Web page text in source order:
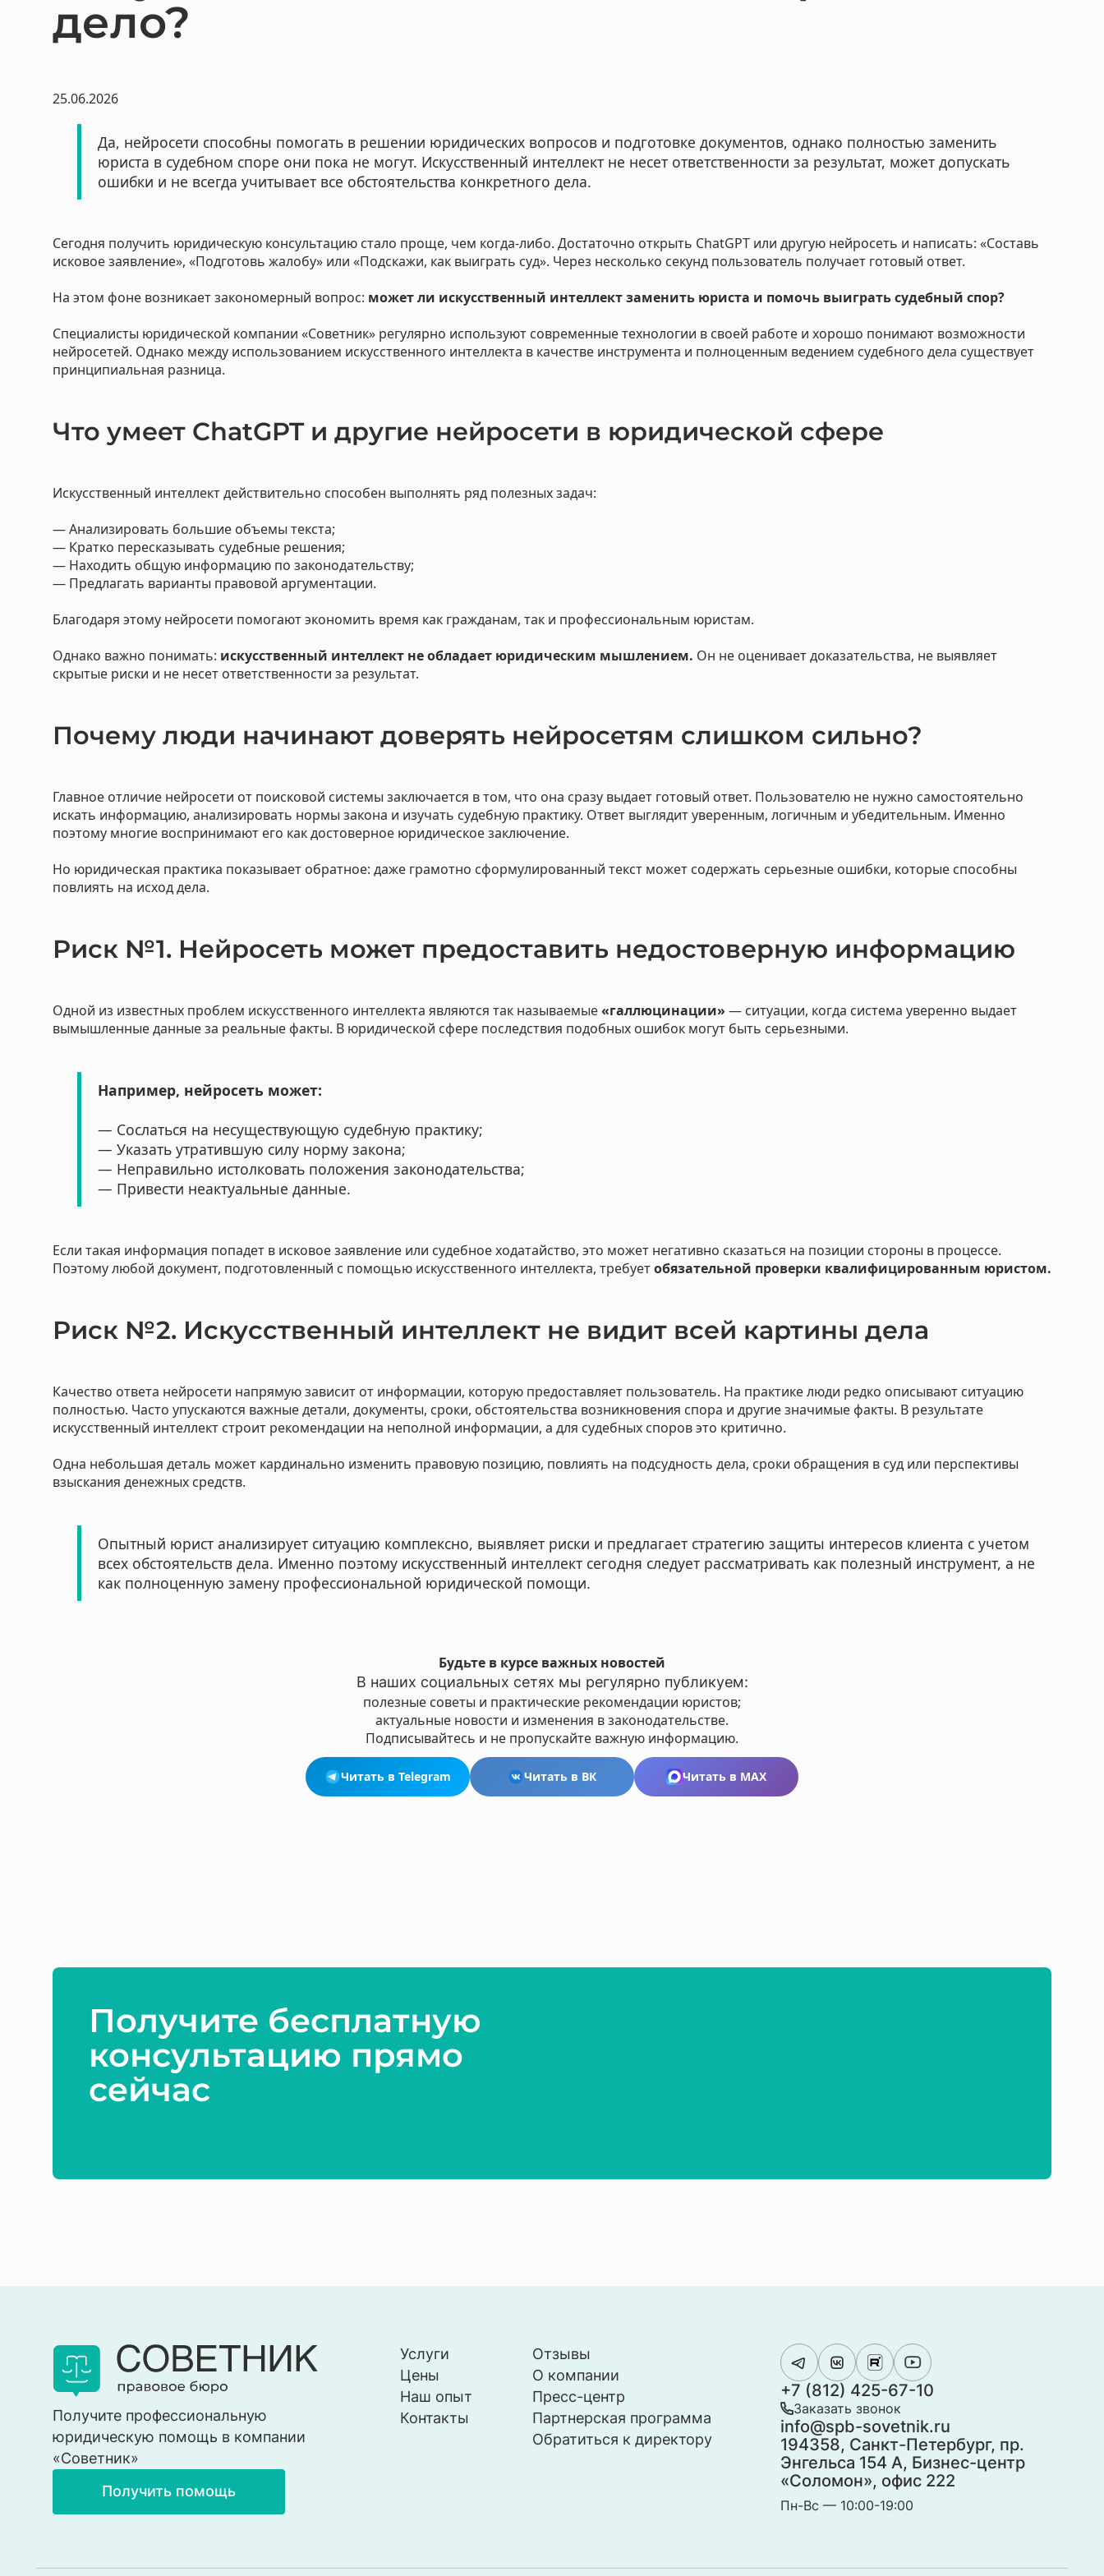
Защита прав заёмщиков
Строительный юрист
Юрист в сфере права интеллектуальной собственности
Получение компенсации после заливов и пожаров
Для бизнеса
Коммерческие споры в арбитражном суде
дело?
25.06.2026
Да, нейросети способны помогать в решении юридических вопросов и подготовке документов, однако полностью заменить
юриста в судебном споре они пока не могут. Искусственный интеллект не несет ответственности за результат, может допускать
ошибки и не всегда учитывает все обстоятельства конкретного дела.
Сегодня получить юридическую консультацию стало проще, чем когда-либо. Достаточно открыть ChatGPT или другую нейросеть и написать: «Составь
исковое заявление», «Подготовь жалобу» или «Подскажи, как выиграть суд». Через несколько секунд пользователь получает готовый ответ.
На этом фоне возникает закономерный вопрос: может ли искусственный интеллект заменить юриста и помочь выиграть судебный спор?
Специалисты юридической компании «Советник» регулярно используют современные технологии в своей работе и хорошо понимают возможности
нейросетей. Однако между использованием искусственного интеллекта в качестве инструмента и полноценным ведением судебного дела существует
принципиальная разница.
Что умеет ChatGPT и другие нейросети в юридической сфере
Искусственный интеллект действительно способен выполнять ряд полезных задач:
— Анализировать большие объемы текста;
— Кратко пересказывать судебные решения;
— Находить общую информацию по законодательству;
— Предлагать варианты правовой аргументации.
Благодаря этому нейросети помогают экономить время как гражданам, так и профессиональным юристам.
Однако важно понимать: искусственный интеллект не обладает юридическим мышлением. Он не оценивает доказательства, не выявляет
скрытые риски и не несет ответственности за результат.
Почему люди начинают доверять нейросетям слишком сильно?
Главное отличие нейросети от поисковой системы заключается в том, что она сразу выдает готовый ответ. Пользователю не нужно самостоятельно
искать информацию, анализировать нормы закона и изучать судебную практику. Ответ выглядит уверенным, логичным и убедительным. Именно
поэтому многие воспринимают его как достоверное юридическое заключение.
Но юридическая практика показывает обратное: даже грамотно сформулированный текст может содержать серьезные ошибки, которые способны
повлиять на исход дела.
Риск №1. Нейросеть может предоставить недостоверную информацию
Одной из известных проблем искусственного интеллекта являются так называемые«галлюцинации» — ситуации, когда система уверенно выдает
вымышленные данные за реальные факты. В юридической сфере последствия подобных ошибок могут быть серьезными.
Например, нейросеть может:
— Сослаться на несуществующую судебную практику;
— Указать утратившую силу норму закона;
— Неправильно истолковать положения законодательства;
— Привести неактуальные данные.
Если такая информация попадет в исковое заявление или судебное ходатайство, это может негативно сказаться на позиции стороны в процессе.
Поэтому любой документ, подготовленный с помощью искусственного интеллекта, требуетобязательной проверки квалифицированным юристом.
Риск №2. Искусственный интеллект не видит всей картины дела
Качество ответа нейросети напрямую зависит от информации, которую предоставляет пользователь. На практике люди редко описывают ситуацию
полностью. Часто упускаются важные детали, документы, сроки, обстоятельства возникновения спора и другие значимые факты. В результате
искусственный интеллект строит рекомендации на неполной информации, а для судебных споров это критично.
Одна небольшая деталь может кардинально изменить правовую позицию, повлиять на подсудность дела, сроки обращения в суд или перспективы
взыскания денежных средств.
Опытный юрист анализирует ситуацию комплексно, выявляет риски и предлагает стратегию защиты интересов клиента с учетом
всех обстоятельств дела. Именно поэтому искусственный интеллект сегодня следует рассматривать как полезный инструмент, а не
как полноценную замену профессиональной юридической помощи.
Будьте в курсе важных новостей
В наших социальных сетях мы регулярно публикуем:
полезные советы и практические рекомендации юристов;
актуальные новости и изменения в законодательстве.
Подписывайтесь и не пропускайте важную информацию.
Читать в Telegram Читать в ВК Читать в MAX
Получите бесплатную
консультацию прямо
сейчас
Получите профессиональную
юридическую помощь в компании
«Советник»
Получить помощь
Услуги
Цены
Наш опыт
Контакты
Отзывы
О компании
Пресс-центр
Партнерская программа
Обратиться к директору
+7 (812) 425-67-10
Заказать звонок
info@spb-sovetnik.ru
194358, Санкт-Петербург, пр.
Энгельса 154 А, Бизнес-центр
«Соломон», офис 222
Пн-Вс — 10:00-19:00